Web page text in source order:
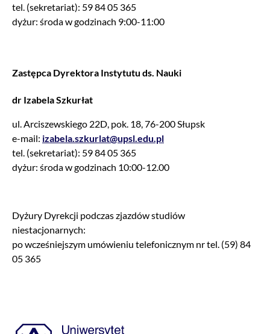
tel. (sekretariat): 59 84 05 365
dyżur: środa w godzinach 9:00-11:00
Zastępca Dyrektora Instytutu ds. Nauki
dr Izabela Szkurłat
ul. Arciszewskiego 22D, pok. 18, 76-200 Słupsk
e-mail: izabela.szkurlat@upsl.edu.pl
tel. (sekretariat): 59 84 05 365
dyżur: środa w godzinach 10:00-12.00
Dyżury Dyrekcji podczas zjazdów studiów
niestacjonarnych:
po wcześniejszym umówieniu telefonicznym nr tel. (59) 84
05 365